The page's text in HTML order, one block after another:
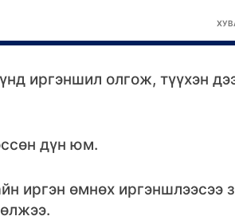
иргэншил олгож, түүхэн
дүн юм.
иргэн өмнөх иргэншлээсээ